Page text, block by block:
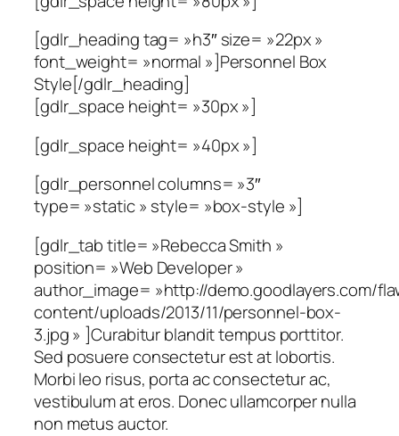
[gdlr_heading tag= »h3″ size= »22px »
font_weight= »normal »]Personnel Box
Style[/gdlr_heading]
[gdlr_space height= »30px »]
[gdlr_space height= »40px »]
[gdlr_personnel columns= »3″
type= »static » style= »box-style »]
[gdlr_tab title= »Rebecca Smith »
position= »Web Developer »
author_image= »http://demo.goodlayers.com/
content/uploads/2013/11/personnel-box-
3.jpg » ]Curabitur blandit tempus porttitor.
Sed posuere consectetur est at lobortis.
Morbi leo risus, porta ac consectetur ac,
vestibulum at eros. Donec ullamcorper nulla
non metus auctor.